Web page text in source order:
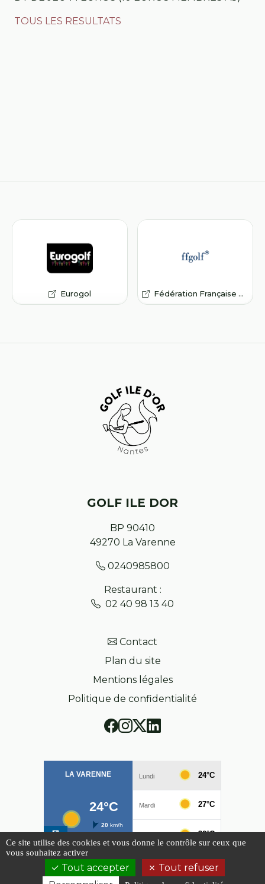
TOUS LES RESULTATS
Eurogol Fédération Française de Golf
GOLF ILE DOR
BP 90410
49270 La Varenne
0240985800
Restaurant :
02 40 98 13 40
Contact
Plan du site
Mentions légales
Politique de confidentialité
Ce site utilise des cookies et vous donne le contrôle sur ceux que
vous souhaitez activer
Tout accepter
Tout refuser